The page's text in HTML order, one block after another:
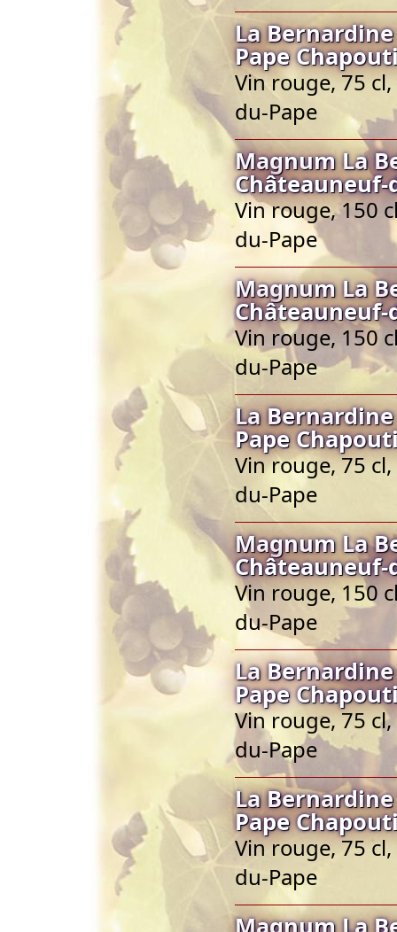
La
Pape
Vin rouge, 75
du-Pape
Magnum La
Châteauneuf-
Vin rouge, 150
du-Pape
Magnum La
Châteauneuf-
Vin rouge, 150
du-Pape
La
Pape
Vin rouge, 75
du-Pape
Magnum La
Châteauneuf-
Vin rouge, 150
du-Pape
La
Pape
Vin rouge, 75
du-Pape
La
Pape
Vin rouge, 75
du-Pape